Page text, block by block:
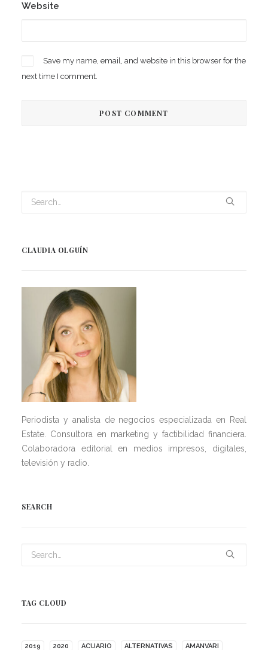
Website
Save my name, email, and website in this browser for the
next time I comment.
CLAUDIA OLGUÍN
Periodista y analista de negocios especializada en Real
Estate. Consultora en marketing y factibilidad financiera.
Colaboradora editorial en medios impresos, digitales,
televisión y radio.
SEARCH
TAG CLOUD
2019 2020 ACUARIO ALTERNATIVAS AMANVARI